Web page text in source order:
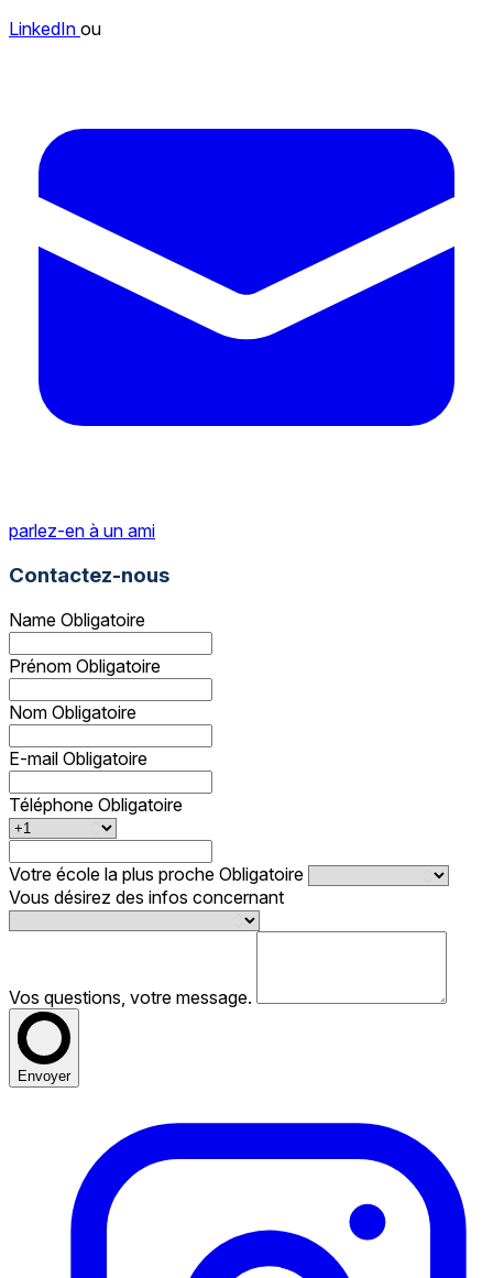
LinkedIn ou
parlez-en à un ami
Contactez-nous
Name Obligatoire
Prénom Obligatoire
Nom Obligatoire
E-mail Obligatoire
Téléphone Obligatoire
Votre école la plus proche Obligatoire
Vous désirez des infos concernant
Vos questions, votre message.
Envoyer